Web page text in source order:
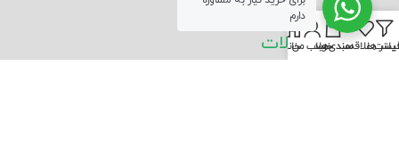
آخرین محصولات
دارم
ها
لیست علاقه‌مندی‌ها
0
سبد خریدحساب منخانه